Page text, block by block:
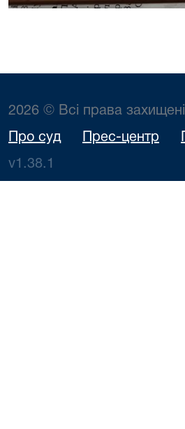
2026 © Всі права захищені
Про суд Прес-центр
v1.38.1